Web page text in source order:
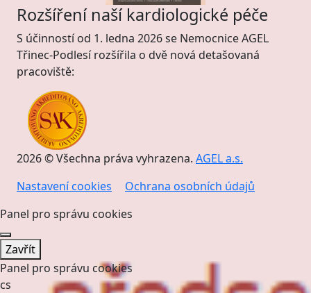
Rozšíření naší kardiologické péče
S účinností od 1. ledna 2026 se Nemocnice AGEL
Třinec-Podlesí rozšířila o dvě nová detašovaná
pracoviště:
2026 © Všechna práva vyhrazena. AGEL a.s.
Nastavení cookies
Ochrana osobních údajů
Panel pro správu cookies
Zavřít
Panel pro správu cookies
cs